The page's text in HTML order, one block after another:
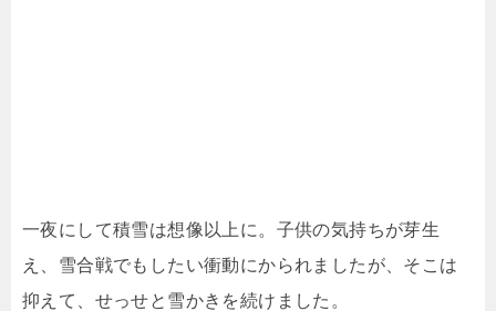
一夜にして積雪は想像以上に。子供の気持ちが芽生
え、雪合戦でもしたい衝動にかられましたが、そこは
抑えて、せっせと雪かきを続けました。